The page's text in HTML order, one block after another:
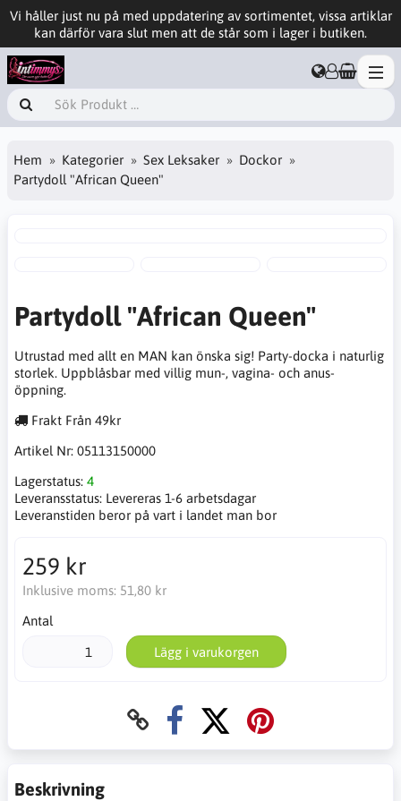
Vi håller just nu på med uppdatering av sortimentet, vissa artiklar
kan därför vara slut men att de står som i lager i butiken.
Hem Kategorier Sex Leksaker
Dockor
Partydoll "African Queen"
Partydoll "African Queen"
Utrustad med allt en MAN kan önska sig! Party-docka i naturlig
storlek. Uppblåsbar med villig mun-, vagina- och anus-
öppning.
Frakt Från 49kr
Artikel Nr: 05113150000
Lagerstatus: 4
Leveransstatus: Levereras 1-6 arbetsdagar
Leveranstiden beror på vart i landet man bor
259 kr
Inklusive moms: 51,80 kr
Antal
Lägg i varukorgen
Beskrivning